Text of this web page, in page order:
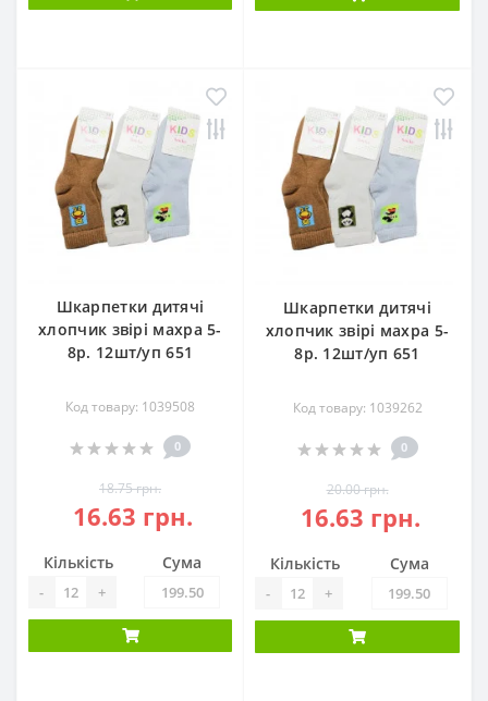
Шкарпетки дитячі
хлопчик звірі махра 5-
8р. 12шт/уп 651
Код товару: 1039508
0
18.75 грн.
16.63 грн.
Кількість
- +
Сума
Шкарпетки дитячі
хлопчик звірі махра 5-
8р. 12шт/уп 651
Код товару: 1039262
0
20.00 грн.
16.63 грн.
Кількість
- +
Сума